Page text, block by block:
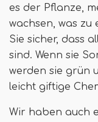
es der Pflanze,
wachsen, was
Sie sicher, dass
sind. Wenn sie
werden sie grün
leicht giftige
Wir haben auch